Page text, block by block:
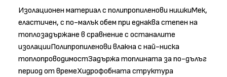
Изолационен материал с полипропиленови нишкиМек,
еластичен, с по-малък обем при еднаква степен на
топлозадържане в сравнение с останалите
изолацииПолипропиленови влакна с най-ниска
топлопроводимостЗадържа топлината за по-дълъг
период от времеХидрофобната структура